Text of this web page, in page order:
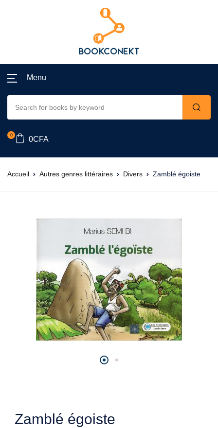
Menu
0
0CFA
Accueil Autres genres littéraires Divers Zamblé égoiste
Zamblé égoiste